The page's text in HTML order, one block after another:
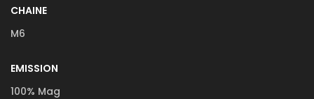
CHAINE
M6
EMISSION
100% Mag